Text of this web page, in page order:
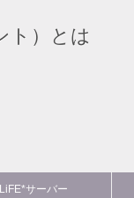
ト）とは
サーバー